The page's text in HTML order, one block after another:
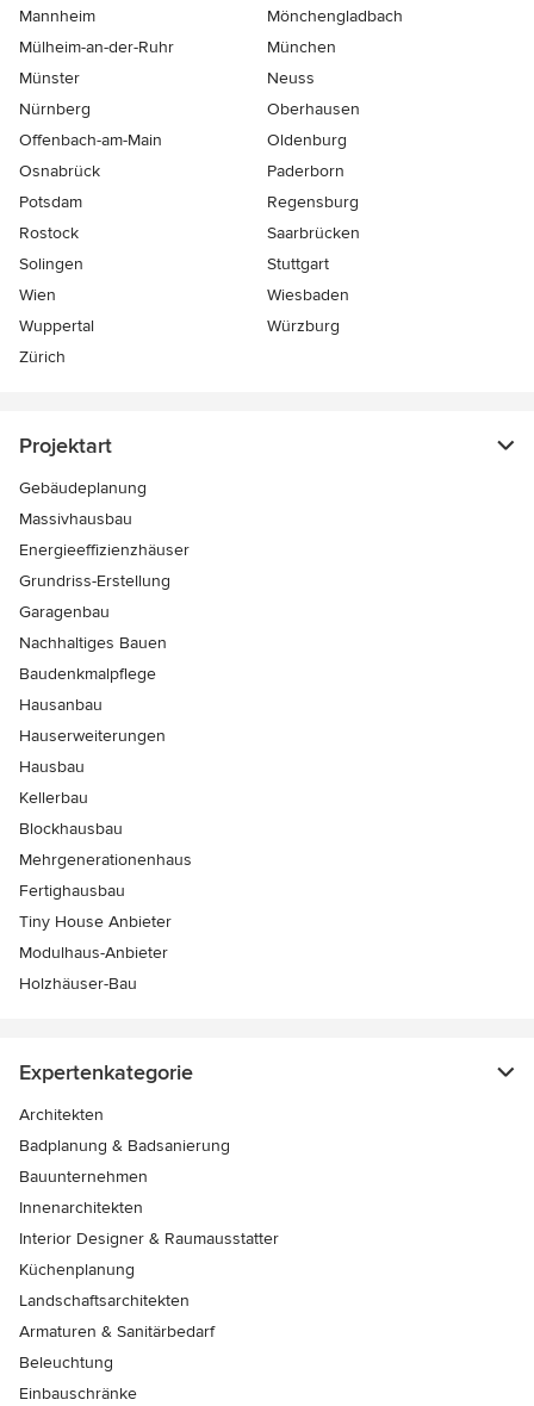
Mannheim
Mönchen­gladbach
Mülheim-an-der-Ruhr
München
Münster
Neuss
Nürnberg
Oberhausen
Offenbach-am-Main
Oldenburg
Osnabrück
Paderborn
Potsdam
Regensburg
Rostock
Saarbrücken
Solingen
Stuttgart
Wien
Wiesbaden
Wuppertal
Würzburg
Zürich
Projektart
Gebäudeplanung
Massivhausbau
Energieeffizienzhäuser
Grundriss-Erstellung
Garagenbau
Nachhaltiges Bauen
Baudenkmalpflege
Hausanbau
Hauserweiterungen
Hausbau
Kellerbau
Blockhausbau
Mehrgenerationenhaus
Fertighausbau
Tiny House Anbieter
Modulhaus-Anbieter
Holzhäuser-Bau
Expertenkategorie
Architekten
Badplanung & Badsanierung
Bauunternehmen
Innenarchitekten
Interior Designer & Raumausstatter
Küchenplanung
Landschaftsarchitekten
Armaturen & Sanitärbedarf
Beleuchtung
Einbauschränke